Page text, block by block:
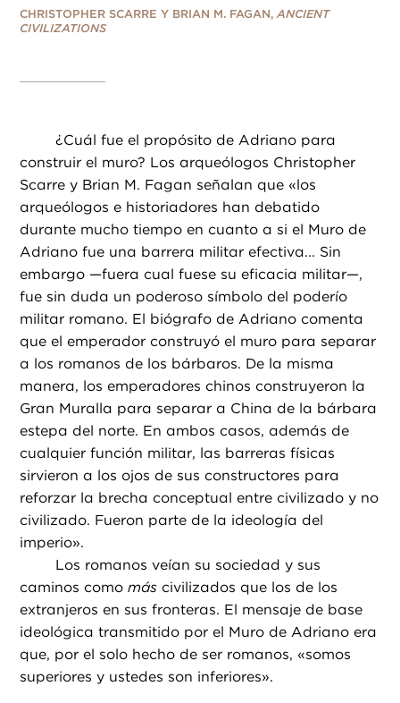
CHRISTOPHER SCARRE Y BRIAN M. FAGAN,ANCIENT
CIVILIZATIONS
¿Cuál fue el propósito de Adriano para
construir el muro? Los arqueólogos Christopher
Scarre y Brian M. Fagan señalan que «los
arqueólogos e historiadores han debatido
durante mucho tiempo en cuanto a si el Muro de
Adriano fue una barrera militar efectiva... Sin
embargo —fuera cual fuese su eficacia militar—,
fue sin duda un poderoso símbolo del poderío
militar romano. El biógrafo de Adriano comenta
que el emperador construyó el muro para separar
a los romanos de los bárbaros. De la misma
manera, los emperadores chinos construyeron la
Gran Muralla para separar a China de la bárbara
estepa del norte. En ambos casos, además de
cualquier función militar, las barreras físicas
sirvieron a los ojos de sus constructores para
reforzar la brecha conceptual entre civilizado y no
civilizado. Fueron parte de la ideología del
imperio».
Los romanos veían su sociedad y sus
caminos comomás civilizados que los de los
extranjeros en sus fronteras. El mensaje de base
ideológica transmitido por el Muro de Adriano era
que, por el solo hecho de ser romanos, «somos
superiores y ustedes son inferiores».